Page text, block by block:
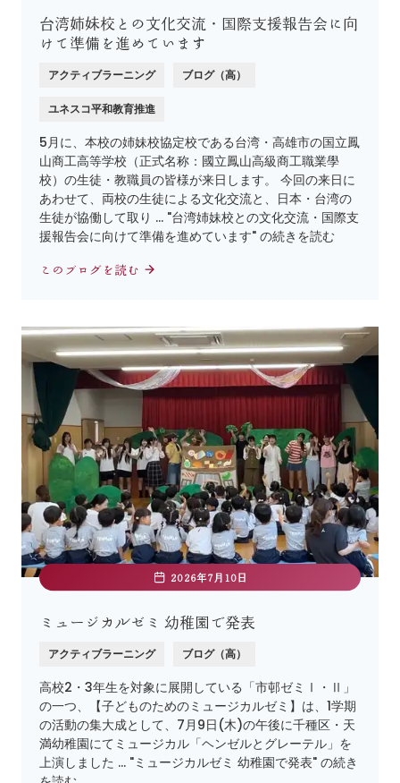
台湾姉妹校との文化交流・国際支援報告会に向
けて準備を進めています
アクティブラーニング ブログ（高）
ユネスコ平和教育推進
5月に、本校の姉妹校協定校である台湾・高雄市の国立鳳
山商工高等学校（正式名称：國立鳳山高級商工職業學
校）の生徒・教職員の皆様が来日します。 今回の来日に
あわせて、両校の生徒による文化交流と、日本・台湾の
生徒が協働して取り … "台湾姉妹校との文化交流・国際支
援報告会に向けて準備を進めています" の続きを読む
このブログを読む
2026年7月10日
ミュージカルゼミ 幼稚園で発表
アクティブラーニング ブログ（高）
高校2・3年生を対象に展開している「市邨ゼミⅠ・Ⅱ」
の一つ、【子どものためのミュージカルゼミ】は、1学期
の活動の集大成として、7月9日(木)の午後に千種区・天
満幼稚園にてミュージカル「ヘンゼルとグレーテル」を
上演しました … "ミュージカルゼミ 幼稚園で発表" の続き